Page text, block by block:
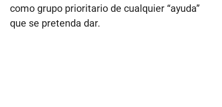
como grupo prioritario de cualquier “ayuda”
que se pretenda dar.